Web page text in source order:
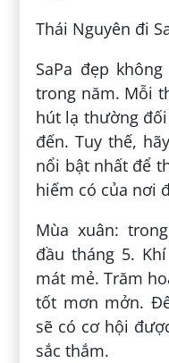
Thái Nguyên đi
SaPa đẹp
trong năm. Mỗi
hút lạ thường
đến. Tuy thế,
nổi bật nhất để
hiếm có của nơi
Mùa xuân:
đầu tháng 5.
mát mẻ. Trăm
tốt mơn mởn.
sẽ có cơ hội
sắc thắm.